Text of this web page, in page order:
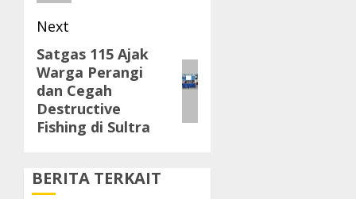
Next
Next
post:
Satgas 115 Ajak
Warga Perangi
dan Cegah
Destructive
Fishing di Sultra
BERITA TERKAIT